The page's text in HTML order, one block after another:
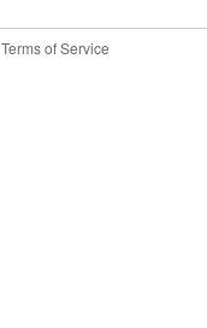
Terms of Service